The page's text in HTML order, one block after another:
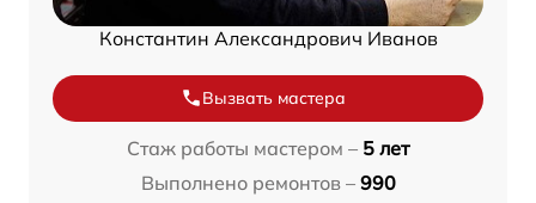
Константин Александрович Иванов
Вызвать мастера
Стаж работы мастером – 5 лет
Выполнено ремонтов – 990